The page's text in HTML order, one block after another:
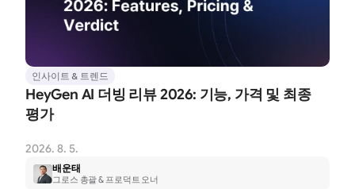
인사이트 & 트렌드
HeyGen AI 더빙 리뷰 2026: 기능, 가격 및 최종
평가
2026. 8. 5.
배운태
그로스 총괄 & 프로덕트 오너